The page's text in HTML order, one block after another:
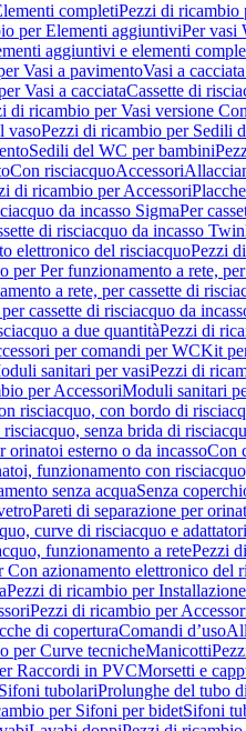
completiPezzi di ricambio
per Elementi aggiuntiviPer vasi
aggiuntivi e elementi
Vasi a pavimentoVasi a
Vasi a cacciataCassette di
di ricambio per Vasi versione
vasoPezzi di ricambio per Sedili
Sedili del WC per bambini
Con risciacquoAccessori
di ricambio per Accessori
da incasso SigmaPer
di risciacquo da incasso
elettronico del risciacquoPezzi
per Per funzionamento a rete,
a rete, per cassette di
cassette di risciacquo da
a due quantitàPezzi di
per comandi per WCKit
sanitari per vasiPezzi di
per AccessoriModuli sanitari
risciacquo, con bordo di
senza brida di
orinatoi esterno o da incassoCon
funzionamento con
senza acquaSenza
Pareti di separazione per
curve di risciacquo e adattatori
funzionamento a retePezzi
azionamento elettronico del
Pezzi di ricambio per Installazione
Pezzi di ricambio per
di coperturaComandi d’uso
per Curve tecnicheManicotti
Raccordi in PVCMorsetti e
tubolariProlunghe del tubo
per Sifoni per bidetSifoni